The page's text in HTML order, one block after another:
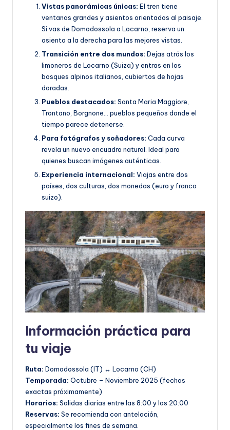
Vistas panorámicas únicas: El tren tiene
ventanas grandes y asientos orientados al paisaje.
Si vas de Domodossola a Locarno, reserva un
asiento a la derecha para las mejores vistas.
Transición entre dos mundos: Dejas atrás los
limoneros de Locarno (Suiza) y entras en los
bosques alpinos italianos, cubiertos de hojas
doradas.
Pueblos destacados: Santa Maria Maggiore,
Trontano, Borgnone… pueblos pequeños donde el
tiempo parece detenerse.
Para fotógrafos y soñadores: Cada curva
revela un nuevo encuadro natural. Ideal para
quienes buscan imágenes auténticas.
Experiencia internacional: Viajas entre dos
países, dos culturas, dos monedas (euro y franco
suizo).
Información práctica para
tu viaje
Ruta: Domodossola (IT) ↔ Locarno (CH)
Temporada: Octubre – Noviembre 2025 (fechas
exactas próximamente)
Horarios: Salidas diarias entre las 8:00 y las 20:00
Reservas: Se recomienda con antelación,
especialmente los fines de semana.